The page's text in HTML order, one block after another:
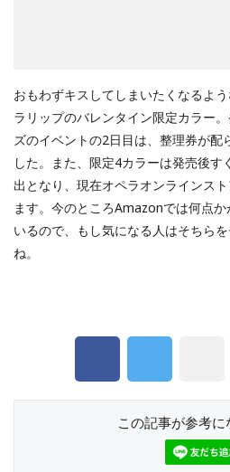
おもわずキスしてしまいたくなるよ
ラリップのバレンタイン限定カラー
ズのイベントの2日目は、整理券が配
した。また、限定4カラーは発売後
出となり、現在オペラオンラインス
ます。今のところAmazonでは何点
いるので、もし気になる人はそちら
ね。
この記事が参考に